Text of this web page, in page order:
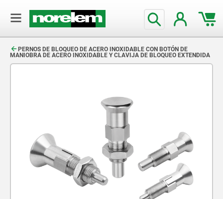
PERNOS DE BLOQUEO DE ACERO INOXIDABLE CON BOTÓN DE
MANIOBRA DE ACERO INOXIDABLE Y CLAVIJA DE BLOQUEO EXTENDIDA